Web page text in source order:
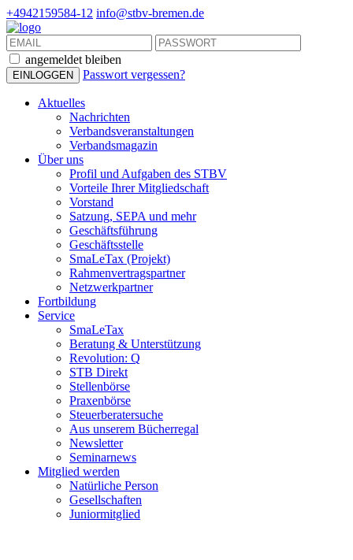
+4942159584-12 info@stbv-bremen.de
angemeldet bleiben
Passwort vergessen?
Aktuelles
Nachrichten
Verbandsveranstaltungen
Verbandsmagazin
Über uns
Profil und Aufgaben des STBV
Vorteile Ihrer Mitgliedschaft
Vorstand
Satzung, SEPA und mehr
Geschäftsführung
Geschäftsstelle
SmaLeTax (Projekt)
Rahmenvertragspartner
Netzwerkpartner
Fortbildung
Service
SmaLeTax
Beratung & Unterstützung
Revolution: Q
STB Direkt
Stellenbörse
Praxenbörse
Steuerberatersuche
Aus unserem Bücherregal
Newsletter
Seminarnews
Mitglied werden
Natürliche Person
Gesellschaften
Juniormitglied